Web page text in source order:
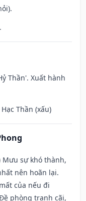
Thần'. Xuất hành
Thần (xấu)
Mưu sự khó thành,
nên hoãn lại.
của nếu đi
phòng tranh cãi,